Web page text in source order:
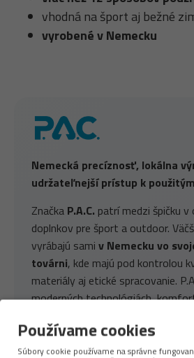
Nemecká precíznosť, lokálna
udržateľnejší prístup k
Značka P.A.C. patrí medzi špičku
doplnkov pre šport a outdoor.
vyrábajú sami v Nemecku vo
továrni, kde majú pod kontrolou
materiály aj etické spracovanie.
moderných technológiách,
recyklovaný polyester,
vhodná na šport aj bežné
vyrobené v Nemecku
Používame cookies
Súbory cookie používame na správne